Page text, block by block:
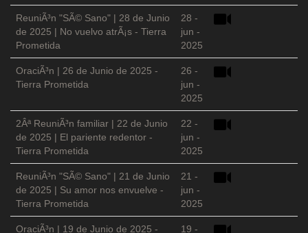
ReuniÃ³n "SÃ© Sano" | 28 de Junio
de 2025 | No vuelvo atrÃ¡s - Tierra
Prometida
28 -
jun -
2025
OraciÃ³n | 26 de Junio de 2025 -
Tierra Prometida
26 -
jun -
2025
2Âª ReuniÃ³n familiar | 22 de Junio
de 2025 | El pariente redentor -
Tierra Prometida
22 -
jun -
2025
ReuniÃ³n "SÃ© Sano" | 21 de Junio
de 2025 | Su amor nos envuelve -
Tierra Prometida
21 -
jun -
2025
OraciÃ³n | 19 de Junio de 2025 -
19 -